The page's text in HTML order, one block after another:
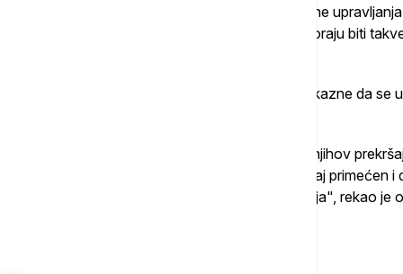
pešaka, na primer, propisali 15 dana zabrane
50.000 ili 100.000 dinara. Znači, kazne moraju biti
Vujanić naglašava da treba razmisliti koje kazne da
"I druga stvar, vozači vrlo često misle da njihov
utisak bude kod vozača da je svaki prekršaj primećen
drastično povećale bezbednost saobraćaja", rekao je